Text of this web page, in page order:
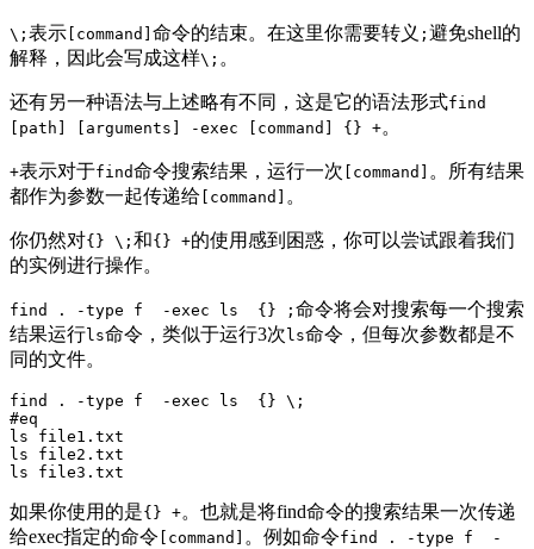
\; 表示 [command] 命令的结束。在这里你需要转义 ; 避免shell的
解释，因此会写成这样\; 。
还有另一种语法与上述略有不同，这是它的语法形式find
[path] [arguments] -exec [command] {} +。
+表示对于find命令搜索结果，运行一次 [command] 。所有结果
都作为参数一起传递给 [command] 。
你仍然对{} \; 和{} +的使用感到困惑，你可以尝试跟着我们
的实例进行操作。
find . -type f -exec ls {} ; 命令将会对搜索每一个搜索
结果运行ls命令，类似于运行3次ls命令，但每次参数都是不
同的文件。
find . -type f  -exec ls  {} \;
#eq
ls file1.txt
ls file2.txt
ls file3.txt
如果你使用的是{} +。也就是将find命令的搜索结果一次传递
给exec指定的命令 [command] 。例如命令find . -type f -